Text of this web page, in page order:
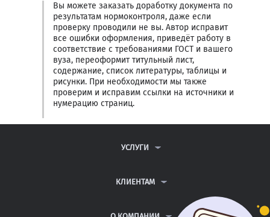
Вы можете заказать доработку документа по
результатам нормоконтроля, даже если
проверку проводили не вы. Автор исправит
все ошибки оформления, приведёт работу в
соответствие с требованиями ГОСТ и вашего
вуза, переоформит титульный лист,
содержание, список литературы, таблицы и
рисунки. При необходимости мы также
проверим и исправим ссылки на источники и
нумерацию страниц.
УСЛУГИ
ДИПЛОМНЫЕ РАБОТЫ
РЕФЕРАТЫ
КЛИЕНТАМ
АНТИПЛАГИАТ